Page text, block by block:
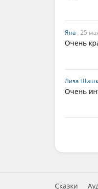
Яна , 25
Очень
Лиза
Очень
Сказки